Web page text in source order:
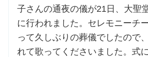
子さんの通夜の儀が21日、大聖
に行われました。セレモニーチ
って久しぶりの葬儀でしたので
れて歌ってくださいました。式